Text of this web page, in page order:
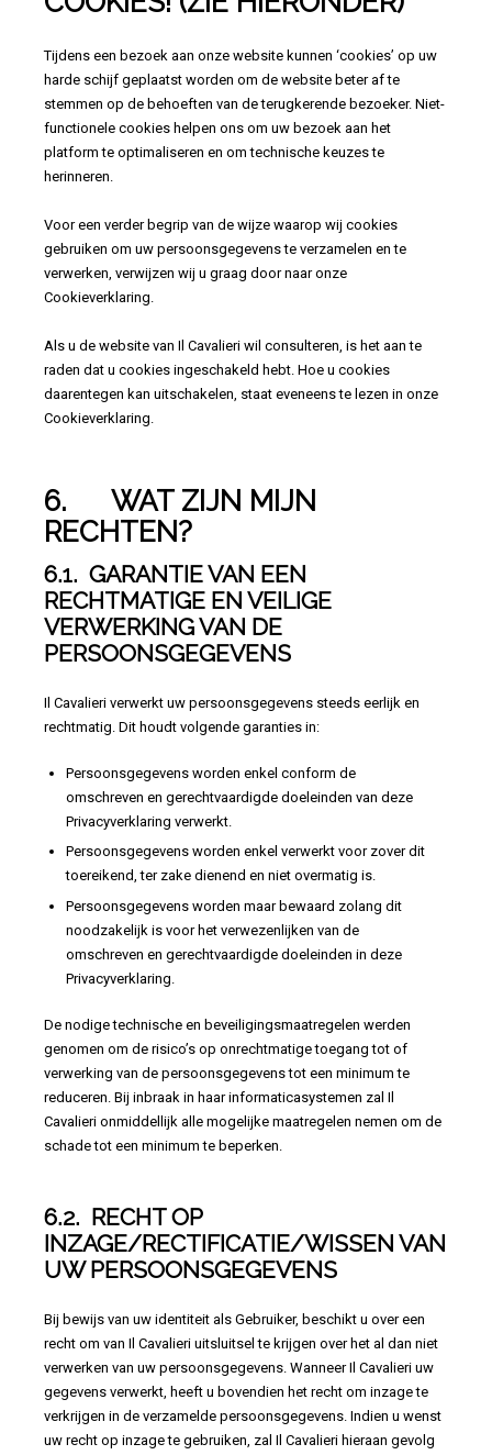
Tijdens een bezoek aan onze website kunnen ‘cookies’ op uw
harde schijf geplaatst worden om de website beter af te
stemmen op de behoeften van de terugkerende bezoeker. Niet-
functionele cookies helpen ons om uw bezoek aan het
platform te optimaliseren en om technische keuzes te
herinneren.
Voor een verder begrip van de wijze waarop wij cookies
gebruiken om uw persoonsgegevens te verzamelen en te
verwerken, verwijzen wij u graag door naar onze
Cookieverklaring.
Als u de website van Il Cavalieri wil consulteren, is het aan te
raden dat u cookies ingeschakeld hebt. Hoe u cookies
daarentegen kan uitschakelen, staat eveneens te lezen in onze
Cookieverklaring.
6. WAT ZIJN MIJN
RECHTEN?
6.1. GARANTIE VAN EEN
RECHTMATIGE EN VEILIGE
VERWERKING VAN DE
PERSOONSGEGEVENS
Il Cavalieri verwerkt uw persoonsgegevens steeds eerlijk en
rechtmatig. Dit houdt volgende garanties in:
Persoonsgegevens worden enkel conform de
omschreven en gerechtvaardigde doeleinden van deze
Privacyverklaring verwerkt.
Persoonsgegevens worden enkel verwerkt voor zover dit
toereikend, ter zake dienend en niet overmatig is.
Persoonsgegevens worden maar bewaard zolang dit
noodzakelijk is voor het verwezenlijken van de
omschreven en gerechtvaardigde doeleinden in deze
Privacyverklaring.
De nodige technische en beveiligingsmaatregelen werden
genomen om de risico’s op onrechtmatige toegang tot of
verwerking van de persoonsgegevens tot een minimum te
reduceren. Bij inbraak in haar informaticasystemen zal Il
Cavalieri onmiddellijk alle mogelijke maatregelen nemen om de
schade tot een minimum te beperken.
6.2. RECHT OP
INZAGE/RECTIFICATIE/WISSEN VAN
UW PERSOONSGEGEVENS
Bij bewijs van uw identiteit als Gebruiker, beschikt u over een
recht om van Il Cavalieri uitsluitsel te krijgen over het al dan niet
verwerken van uw persoonsgegevens. Wanneer Il Cavalieri uw
gegevens verwerkt, heeft u bovendien het recht om inzage te
verkrijgen in de verzamelde persoonsgegevens. Indien u wenst
uw recht op inzage te gebruiken, zal Il Cavalieri hieraan gevolg